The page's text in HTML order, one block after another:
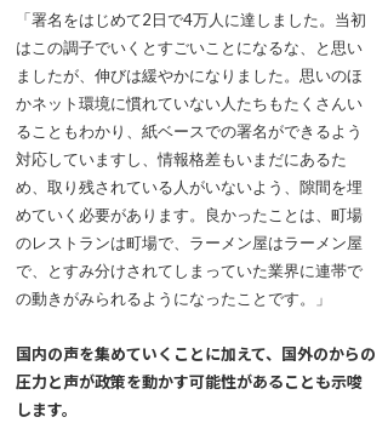
「署名をはじめて2日で4万人に達しました。当初
はこの調子でいくとすごいことになるな、と思い
ましたが、伸びは緩やかになりました。思いのほ
かネット環境に慣れていない人たちもたくさんい
ることもわかり、紙ベースでの署名ができるよう
対応していますし、情報格差もいまだにあるた
め、取り残されている人がいないよう、隙間を埋
めていく必要があります。良かったことは、町場
のレストランは町場で、ラーメン屋はラーメン屋
で、とすみ分けされてしまっていた業界に連帯で
の動きがみられるようになったことです。」
国内の声を集めていくことに加えて、国外のからの
圧力と声が政策を動かす可能性があることも示唆
します。